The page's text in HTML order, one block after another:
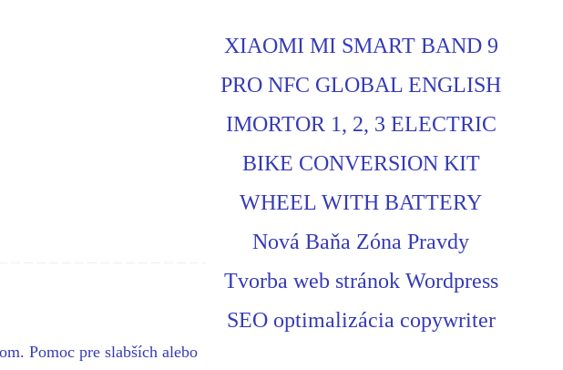
Pomoc pre slabších alebo
XIAOMI MI SMART BAND 9
PRO NFC GLOBAL ENGLISH
IMORTOR 1, 2, 3 ELECTRIC
BIKE CONVERSION KIT
WHEEL WITH BATTERY
Nová Baňa Zóna Pravdy
Tvorba web stránok Wordpress
SEO optimalizácia copywriter